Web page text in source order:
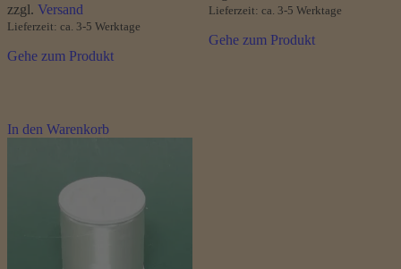
zzgl. Versand
Lieferzeit: ca. 3-5 Werktage
Gehe zum Produkt
Lieferzeit: ca. 3-5 Werktage
Gehe zum Produkt
In den Warenkorb